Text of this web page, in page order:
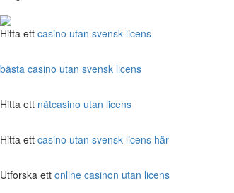
Hitta ett casino utan svensk licens
bästa casino utan svensk licens
Hitta ett nätcasino utan licens
Hitta ett casino utan svensk licens här
Utforska ett online casinon utan licens